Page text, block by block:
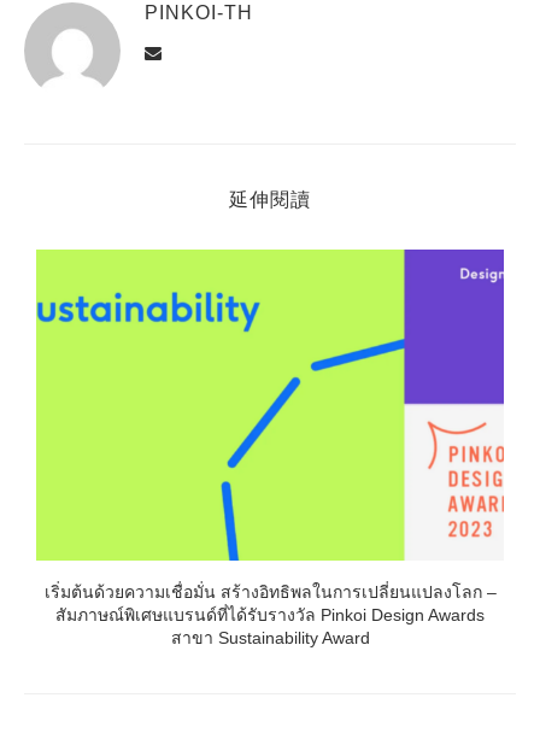
PINKOI-TH
延伸閱讀
เริ่มต้นด้วยความเชื่อมั่น สร้างอิทธิพลในการเปลี่ยนแปลงโลก –
สัมภาษณ์พิเศษแบรนด์ที่ได้รับรางวัล Pinkoi Design Awards
สาขา Sustainability Award